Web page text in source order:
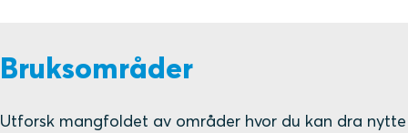
Bruksområder
Utforsk mangfoldet av områder hvor du kan dra nytte